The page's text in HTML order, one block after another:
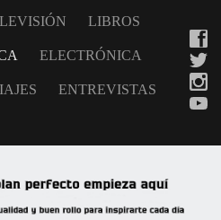
LIBROS
ELECTRÓNICA
ENTREVISTAS